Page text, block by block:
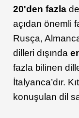
20'den fazla
açıdan önemli
Rusça,
dilleri dışında
fazla bilinen
İtalyanca’dır.
konuşulan dil